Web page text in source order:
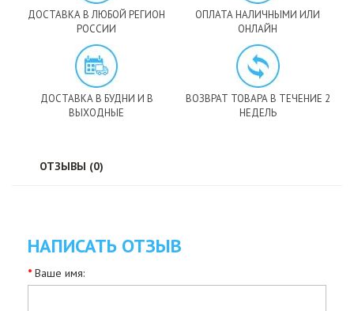
ДОСТАВКА В ЛЮБОЙ РЕГИОН
РОССИИ
ОПЛАТА НАЛИЧНЫМИ ИЛИ
ОНЛАЙН
ДОСТАВКА В БУДНИ И В
ВЫХОДНЫЕ
ВОЗВРАТ ТОВАРА В ТЕЧЕНИЕ 2
НЕДЕЛЬ
ОТЗЫВЫ (0)
НАПИСАТЬ ОТЗЫВ
Ваше имя: